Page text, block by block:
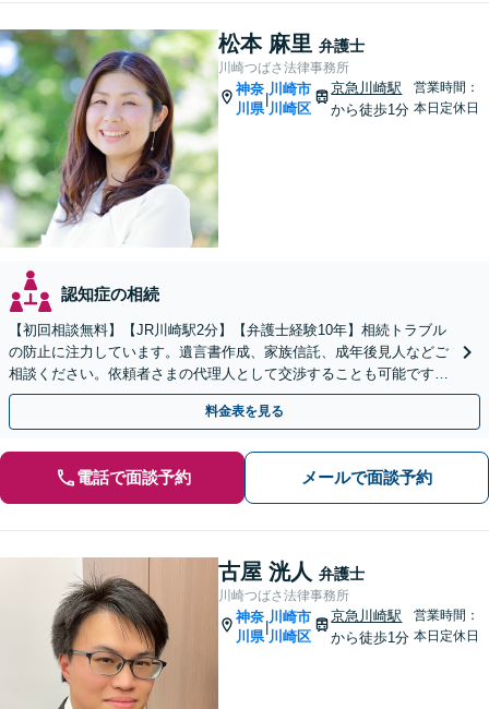
松本 麻里 弁護士
川崎つばさ法律事務所
神奈
川県
|
川崎市
川崎区
京急川崎駅
から徒歩1分
営業時間：
本日定休日
認知症の相続
【初回相談無料】【JR川崎駅2分】【弁護士経験10年】相続トラブル
の防止に注力しています。遺言書作成、家族信託、成年後見人などご
相談ください。依頼者さまの代理人として交渉することも可能です
【土日祝対応可】
料金表を見る
電話で面談予約 メールで面談予約
古屋 洸人 弁護士
川崎つばさ法律事務所
神奈
川県
|
川崎市
川崎区
京急川崎駅
から徒歩1分
営業時間：
本日定休日